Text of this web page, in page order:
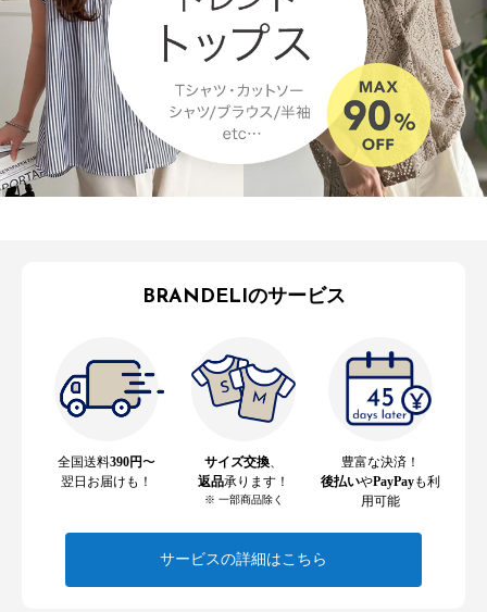
BRANDELIのサービス
全国送料390円〜
翌日お届けも！
サイズ交換
返品承ります！
※ 一部商品除く
豊富な決済！
後払いやPayPayも利
用可能
サービスの詳細はこちら